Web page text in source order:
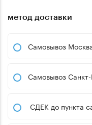
метод доставки
Самовывоз
Самовывоз
СДЕК до пункта